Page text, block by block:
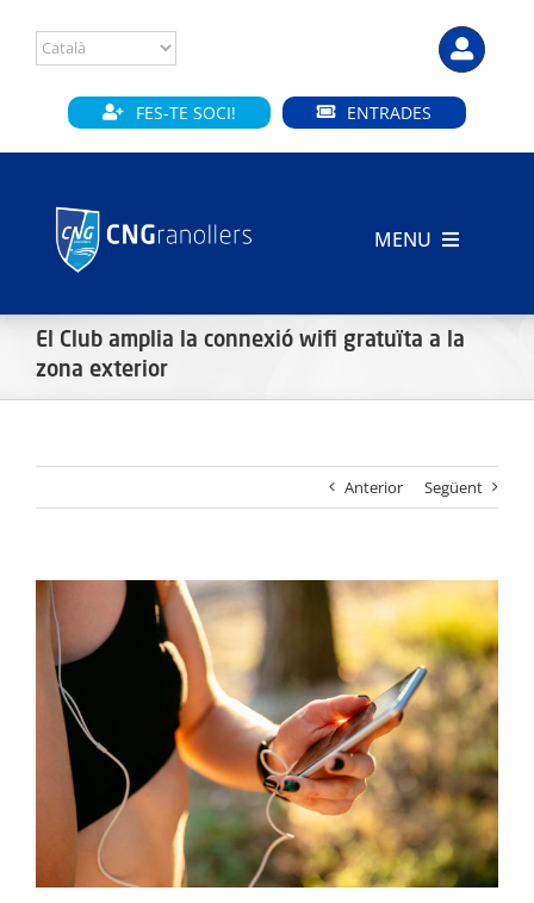
content
FES-TE SOCI! ENTRADES
MENU
CLUB
SERVEIS
INFANTS
BLOG
EMPRESES
CONTACTE
El Club amplia la connexió wifi gratuïta a la
zona exterior
Anterior Següent
View
Larger
Image